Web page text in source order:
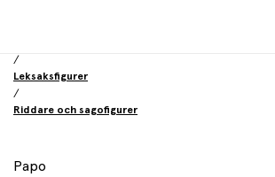
/
Leksaksfigurer
/
Riddare och sagofigurer
Papo